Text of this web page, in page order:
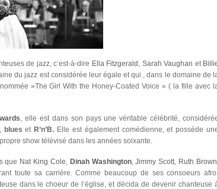
de jazz, c’est-à-dire Ella Fitzgerald , Sarah Vaughan et
du jazz est considérée leur égale et qui , dans le domaine de
nommée »The Girl With the Honey-Coated Voice » ( la fille avec
, elle est dans son pays une véritable célébrité,
, blues et R’n’B. Elle est également comédienne, et possède
show télévisé dans les années soixante.
que Nat King Cole,Dinah Washington,Jimmy Scott, Ruth Brown
toute sa carrière. Comme beaucoup de ses consoeurs
dans le choeur de l’église, et décida de devenir chanteuse